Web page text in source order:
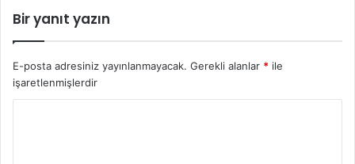
Bir yanıt yazın
E-posta adresiniz yayınlanmayacak. Gerekli alanlar * ile
işaretlenmişlerdir